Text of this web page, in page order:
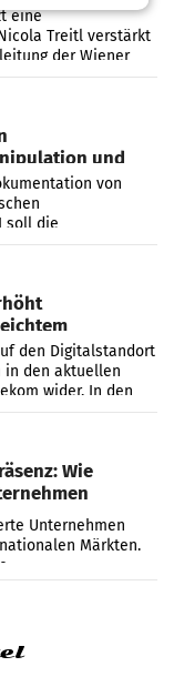
eine
Treitl verstärkt
der Wiener
von Josef Kalina und
und
von
soll die
Manipulation und
der Zeit
den Digitalstandort
in den aktuellen
wider. In den
laufenden Jahres
Wie
Unternehmen
Märkten.
untersucht die